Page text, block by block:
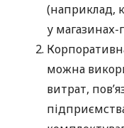
(наприклад,
у магазинах-
можна
витрат,